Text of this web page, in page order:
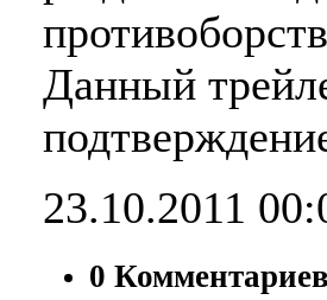
Данный
23.10.2011
0